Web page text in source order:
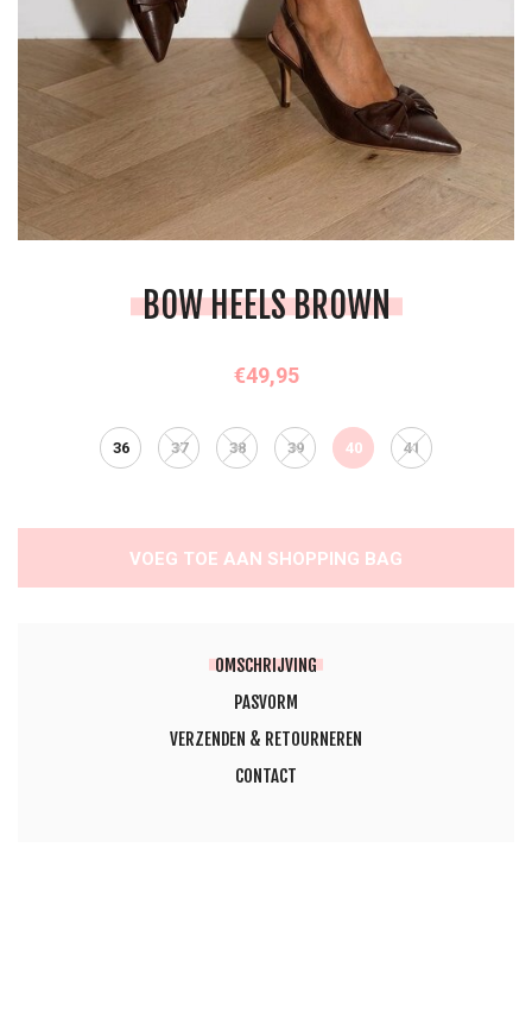
BOW HEELS BROWN
€49,95
OMSCHRIJVING
PASVORM
VERZENDEN & RETOURNEREN
CONTACT
36 37 38 39 40 41
VOEG TOE AAN SHOPPING BAG